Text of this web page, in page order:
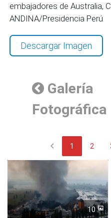
embajadores de Australia,
ANDINA/Presidencia Perú
Descargar Imagen
Galería
Fotográfica
chevron_left 1 2
10